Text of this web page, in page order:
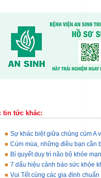
tin tức khác:
Sự khác biệt giữa chủng cúm A
Cúm mùa, những điều bạn cần
Bí quyết duy trì não bộ khỏe
7 dấu hiệu cảnh báo sức khỏe
Vui Tết cùng các gia đình